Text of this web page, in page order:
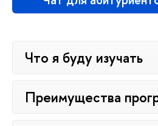
Что я буду изучать
Преимущества